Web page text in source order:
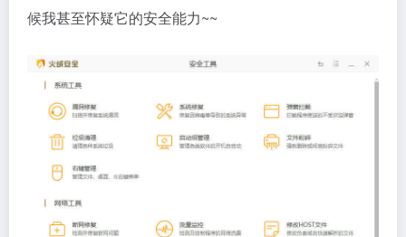
候我甚至怀疑它的安全能力~~